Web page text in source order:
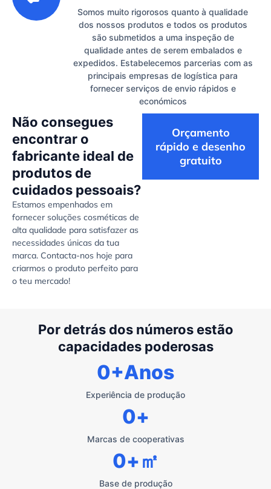
Somos muito rigorosos quanto à qualidade
dos nossos produtos e todos os produtos
são submetidos a uma inspeção de
qualidade antes de serem embalados e
expedidos. Estabelecemos parcerias com as
principais empresas de logística para
fornecer serviços de envio rápidos e
económicos
Não consegues
encontrar o
fabricante ideal de
produtos de
cuidados pessoais?
Estamos empenhados em
fornecer soluções cosméticas de
alta qualidade para satisfazer as
necessidades únicas da tua
marca. Contacta-nos hoje para
criarmos o produto perfeito para
o teu mercado!
Orçamento
rápido e desenho
gratuito
Por detrás dos números estão
capacidades poderosas
Experiência de produção
0+Anos
Marcas de cooperativas
0+
Base de produção
0+㎡